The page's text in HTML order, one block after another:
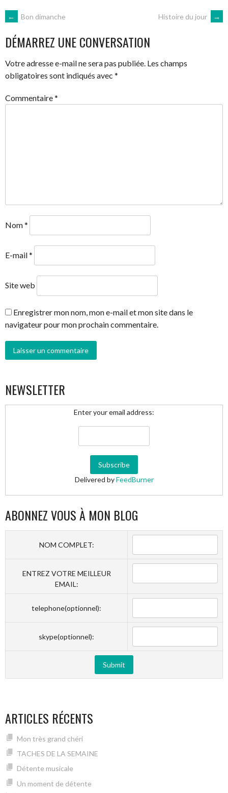
NAVIGATION
DES
ARTICLES
← Bon dimanche Histoire du jour →
DÉMARREZ UNE CONVERSATION
Votre adresse e-mail ne sera pas publiée. Les champs
obligatoires sont indiqués avec *
Commentaire*
Nom*
E-mail*
Site web
Enregistrer mon nom, mon e-mail et mon site dans le
navigateur pour mon prochain commentaire.
NEWSLETTER
Enter your email address:
Delivered byFeedBurner
ABONNEZ VOUS À MON BLOG
NOM COMPLET:
ENTREZ VOTRE MEILLEUR
EMAIL:
telephone(optionnel):
skype(optionnel):
ARTICLES RÉCENTS
Mon très grand chéri
TACHES DE LA SEMAINE
Détente musicale
Un moment de détente